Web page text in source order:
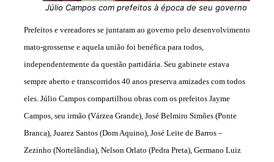
Júlio Campos com prefeitos à época de seu governo
Prefeitos e vereadores se juntaram ao governo pelo desenvolvimento
mato-grossense e aquela união foi benéfica para todos,
independentemente da questão partidária. Seu gabinete estava
sempre aberto e transcorridos 40 anos preserva amizades com todos
eles. Júlio Campos compartilhou obras com os prefeitos Jayme
Campos, seu irmão (Várzea Grande), José Belmiro Simões (Ponte
Branca), Juarez Santos (Dom Aquino), José Leite de Barros –
Zezinho (Nortelândia), Nelson Orlato (Pedra Preta), Germano Luiz